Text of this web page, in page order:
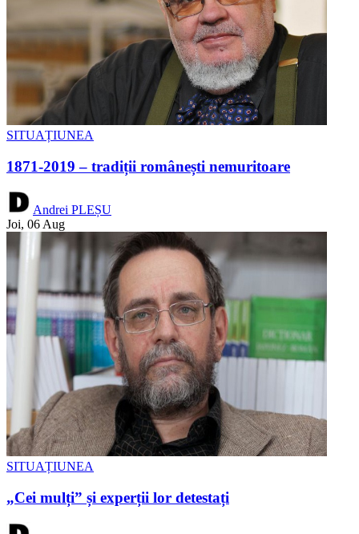
SITUAȚIUNEA
1871-2019 – tradiții românești nemuritoare
Andrei PLEȘU
Joi, 06 Aug
SITUAȚIUNEA
„Cei mulți” și experții lor detestați